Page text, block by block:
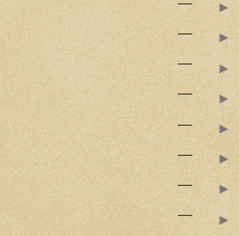
►
►
►
►
►
►
►
►